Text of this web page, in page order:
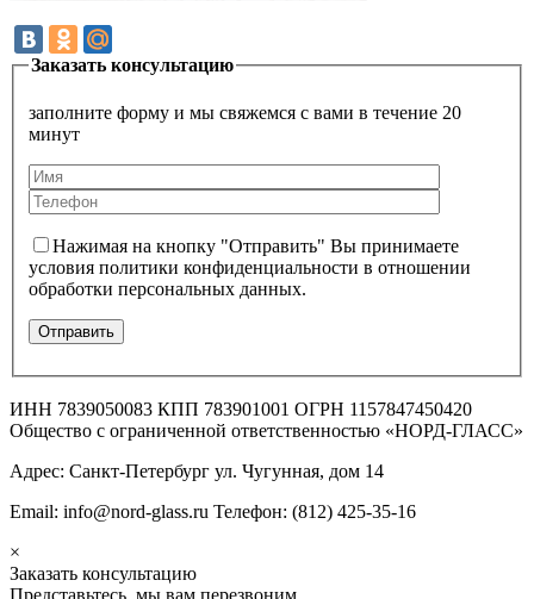
Заказать консультацию
заполните форму и мы свяжемся с вами в течение 20
минут
Нажимая на кнопку "Отправить" Вы принимаете
условия политики конфиденциальности в отношении
обработки персональных данных.
ИНН 7839050083 КПП 783901001 ОГРН 1157847450420
Общество с ограниченной ответственностью «НОРД-ГЛАСС»
Адрес: Санкт-Петербург ул. Чугунная, дом 14
Email: info@nord-glass.ru Телефон: (812) 425-35-16
×
Заказать консультацию
Представьтесь, мы вам перезвоним